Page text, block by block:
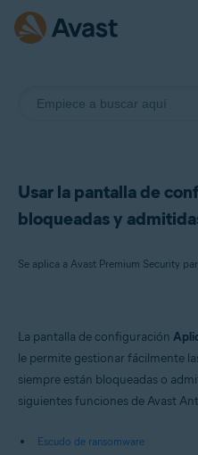
Usar la pantalla de
bloqueadas y
Productos:
Avast Premium Security 24.x para
Sistemas operativos:
La pantalla de configuración
le permite gestionar fácilmente
siempre están bloqueadas o
siguientes funciones de Avast
Escudo de ransomware